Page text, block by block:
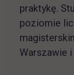
praktykę.
poziomie
Warszawie i